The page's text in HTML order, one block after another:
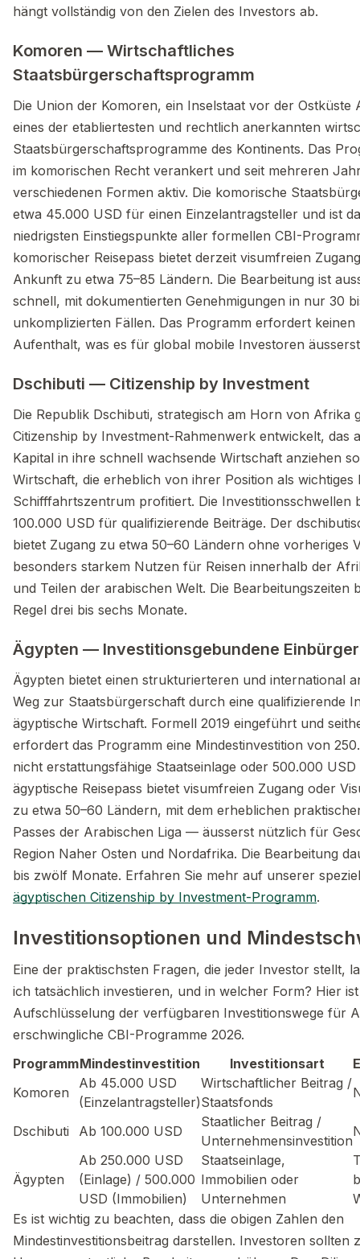
hängt vollständig von den Zielen des Investors ab.
Komoren — Wirtschaftliches
Staatsbürgerschaftsprogramm
Die Union der Komoren, ein Inselstaat vor der Ostküste
eines der etabliertesten und rechtlich anerkannten
Staatsbürgerschaftsprogramme des Kontinents. Das
im komorischen Recht verankert und seit mehreren
verschiedenen Formen aktiv. Die komorische
etwa 45.000 USD für einen Einzelantragsteller und ist
niedrigsten Einstiegspunkte aller formellen CBI-
komorischer Reisepass bietet derzeit visumfreien
Ankunft zu etwa 75–85 Ländern. Die Bearbeitung ist
schnell, mit dokumentierten Genehmigungen in nur 30
unkomplizierten Fällen. Das Programm erfordert keinen
Aufenthalt, was es für global mobile Investoren
Dschibuti — Citizenship by Investment
Die Republik Dschibuti, strategisch am Horn von Afrika
Citizenship by Investment-Rahmenwerk entwickelt, das
Kapital in ihre schnell wachsende Wirtschaft anziehen
Wirtschaft, die erheblich von ihrer Position als wichtiges
Schifffahrtszentrum profitiert. Die Investitionsschwellen
100.000 USD für qualifizierende Beiträge. Der
bietet Zugang zu etwa 50–60 Ländern ohne vorheriges
besonders starkem Nutzen für Reisen innerhalb der
und Teilen der arabischen Welt. Die Bearbeitungszeiten
Regel drei bis sechs Monate.
Ägypten — Investitionsgebundene
Ägypten bietet einen strukturierteren und international
Weg zur Staatsbürgerschaft durch eine qualifizierende
ägyptische Wirtschaft. Formell 2019 eingeführt und
erfordert das Programm eine Mindestinvestition von
nicht erstattungsfähige Staatseinlage oder 500.000
ägyptische Reisepass bietet visumfreien Zugang oder
zu etwa 50–60 Ländern, mit dem erheblichen
Passes der Arabischen Liga — äusserst nützlich für
Region Naher Osten und Nordafrika. Die Bearbeitung
bis zwölf Monate. Erfahren Sie mehr auf unserer
ägyptischen Citizenship by Investment-Programm.
Investitionsoptionen und
Eine der praktischsten Fragen, die jeder Investor stellt,
ich tatsächlich investieren, und in welcher Form? Hier
Aufschlüsselung der verfügbaren Investitionswege für
erschwingliche CBI-Programme 2026.
ProgrammMindestinvestition Investitionsart
Komoren
Ab 45.000 USD
(Einzelantragsteller)
Wirtschaftlicher Beitrag /
Staatsfonds
Dschibuti Ab 100.000 USD
Staatlicher Beitrag /
Unternehmensinvestition
Ägypten
Ab 250.000 USD
(Einlage) / 500.000
USD (Immobilien)
Staatseinlage,
Immobilien oder
Unternehmen
Es ist wichtig zu beachten, dass die obigen Zahlen den
Mindestinvestitionsbeitrag darstellen. Investoren sollten